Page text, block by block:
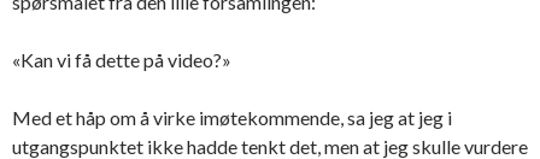
«Kan vi få dette på video?»
Med et håp om å virke imøtekommende, sa jeg at jeg i
utgangspunktet ikke hadde tenkt det, men at jeg skulle vurdere